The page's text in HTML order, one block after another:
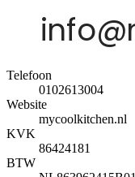
Telefoon
0102613004
Website
mycoolkitchen.nl
KVK
86424181
BTW